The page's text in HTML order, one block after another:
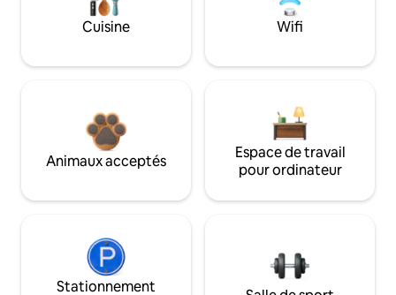
Cuisine Wifi
Animaux acceptés
Espace de travail
pour ordinateur
Stationnement